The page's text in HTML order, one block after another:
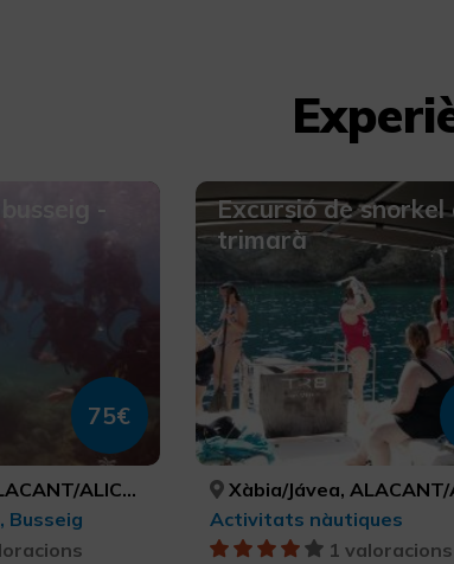
-
75€
ALICANTE
Busseig
Excursió de snorkel
trimarà
Xàbia/Jávea, ALACANT/
Activitats nàutiques
1 valoracions